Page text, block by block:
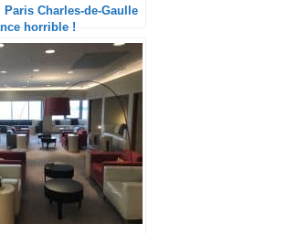
Charles-de-Gaulle
horrible !